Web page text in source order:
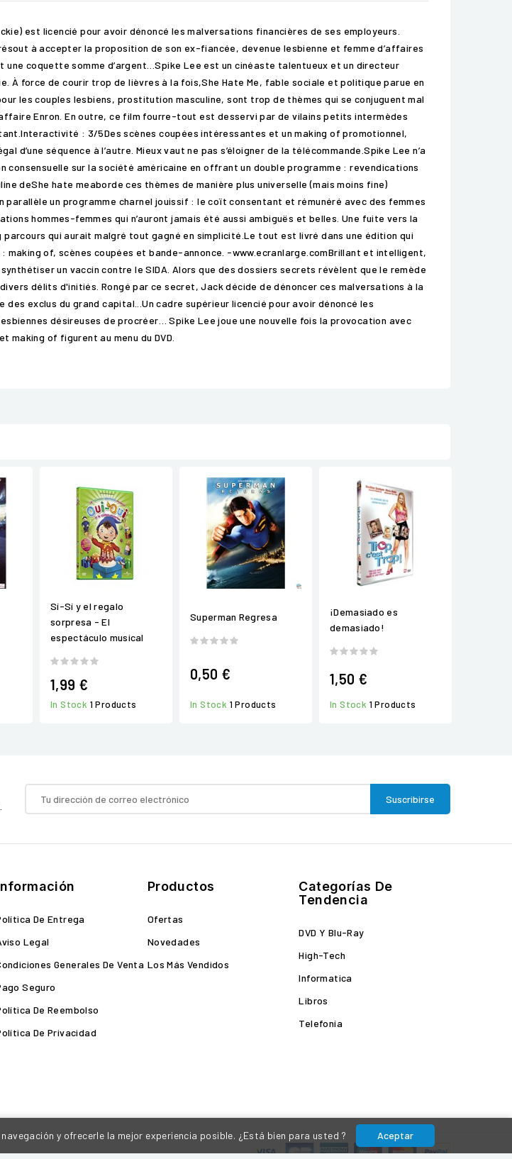
est licencié pour avoir dénoncé les malversations financières de ses employeurs.
à accepter la proposition de son ex-fiancée, devenue lesbienne et femme d’affaires
coquette somme d’argent…Spike Lee est un cinéaste talentueux et un directeur
À force de courir trop de lièvres à la fois,She Hate Me, fable sociale et politique parue en
les couples lesbiens, prostitution masculine, sont trop de thèmes qui se conjuguent mal
Enron. En outre, ce film fourre-tout est desservi par de vilains petits intermèdes
: 3/5Des scènes coupées intéressantes et un making of promotionnel,
séquence à l’autre. Mieux vaut ne pas s’éloigner de la télécommande.Spike Lee n’a
consensuelle sur la société américaine en offrant un double programme : revendications
deShe hate meaborde ces thèmes de manière plus universelle (mais moins fine)
parallèle un programme charnel jouissif : le coït consentant et rémunéré avec des femmes
hommes-femmes qui n’auront jamais été aussi ambiguës et belles. Une fuite vers la
qui aurait malgré tout gagné en simplicité.Le tout est livré dans une édition qui
of, scènes coupées et bande-annonce. -www.ecranlarge.comBrillant et intelligent,
un vaccin contre le SIDA. Alors que des dossiers secrets révèlent que le remède
délits d'initiés. Rongé par ce secret, Jack décide de dénoncer ces malversations à la
exclus du grand capital...Un cadre supérieur licencié pour avoir dénoncé les
désireuses de procréer… Spike Lee joue une nouvelle fois la provocation avec
of figurent au menu du DVD.
Sí-Sí y el regalo
sorpresa - El
espectáculo musical
1,99 €
In Stock 1 Products
Superman Regresa
0,50 €
In Stock 1 Products
¡Demasiado es
demasiado!
1,50 €
In Stock 1 Products
De Entrega
Legal
Generales De Venta
Seguro
De Reembolso
De Privacidad
Productos
Ofertas
Novedades
Los Más Vendidos
Categorías De
Tendencia
DVD Y Blu-Ray
High-Tech
Informatica
Libros
Telefonía
y ofrecerle la mejor experiencia posible. ¿Está bien para usted ?
Aceptar